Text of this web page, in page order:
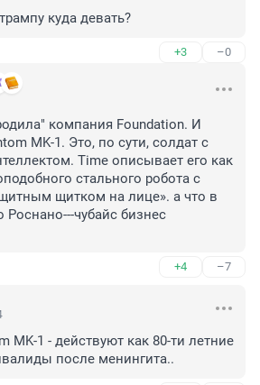
куда девать?
+3 –0
компания Foundation. И
MK-1. Это, по сути, солдат с
Time описывает его как
стального робота с
щитком на лице». а что в
Роснано---чубайс бизнес
+4 –7
MK-1 - действуют как 80-ти летние
после менингита..